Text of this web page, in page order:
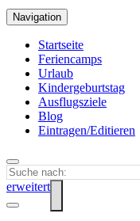
Navigation
Startseite
Feriencamps
Urlaub
Kindergeburtstag
Ausflugsziele
Blog
Eintragen/Editieren
erweitert